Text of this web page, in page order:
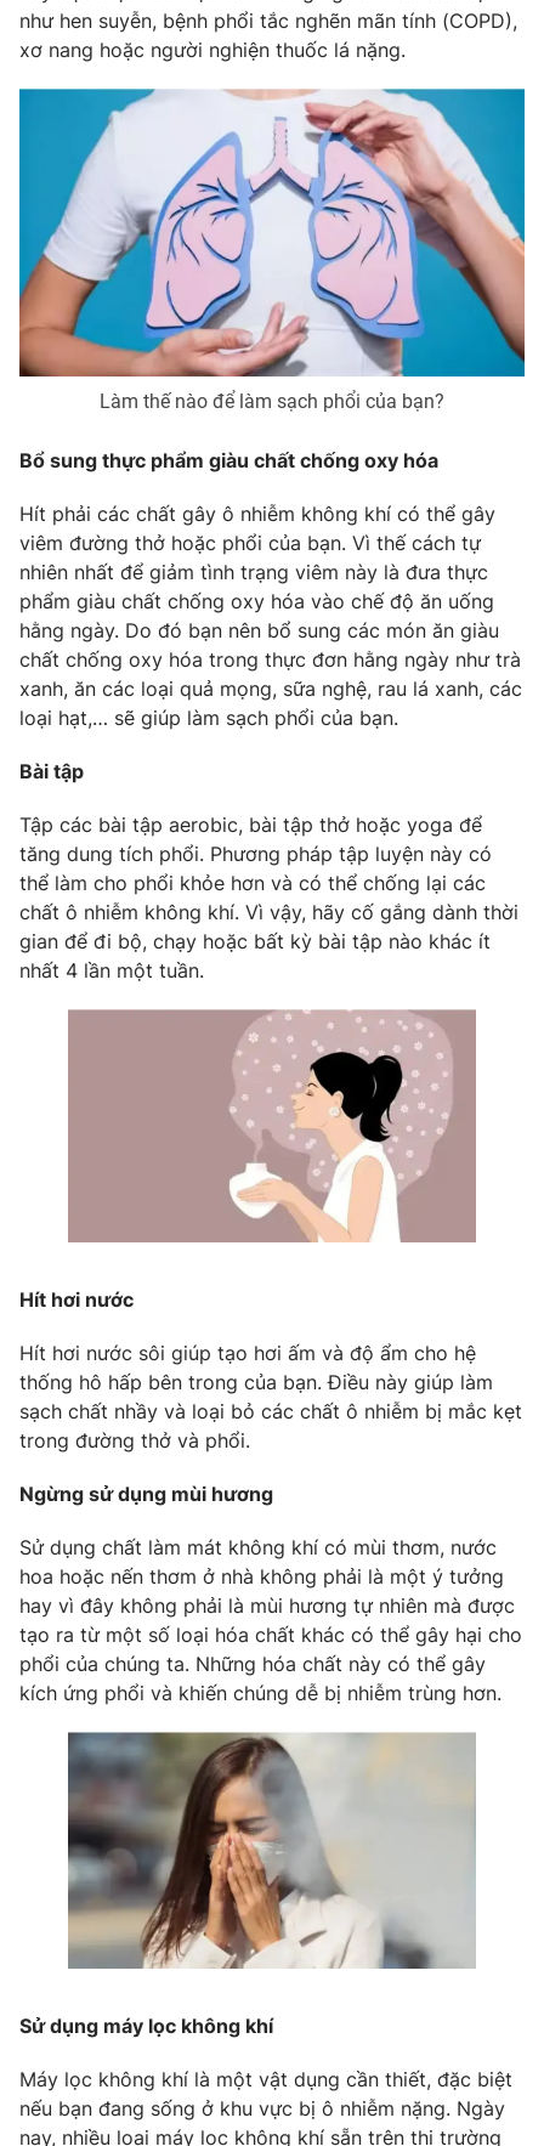
Hậu trường
Giải sao mai
Điện ảnh
Âm nhạc
Đời sống
Làm đẹp
Chất lượng cuộc sống
Giáo dục
Tuyển sinh
Học trực tuyến
Công nghệ
Hitech Công nghệ tương lai
Sản phẩm
Thị trường
Giao lưu trực tuyến
Lịch phát sóng
Photo Infographic
Video Shorts video
VTV Money VTV Thể thao
VTV Sức khoẻ
Thị trường 24h Tấm lòng Việt
VTV4 Vươn mình bằng AI
VTV9
English
Theo dõi báo trên
Cơ quan chủ quản:Đài Truyền hình Việt Nam
Cơ quan báo chí: Thời báo VTV
Giấy phép hoạt động báo in và báo điện tử số 483/GP-BTTTT
cấp ngày 29/12/2023
Tổng Biên tập:Vũ Thanh Thủy
Nguyễn Trọng Ninh
Tổng đài VTV:024.38 355 931 - 024.38 355 932
Ðiện thoại Thời báo VTV:024.66 897 897
Email:toasoan@vtv.vn
Liên hệ quảng cáo: 024-7300.7108
® Cấm sao chép dưới mọi hình thức nếu không có sự chấp
thông tin từ website này.
như hen suyễn, bệnh phổi tắc nghẽn mãn tính (COPD),
xơ nang hoặc người nghiện thuốc lá nặng.
Làm thế nào để làm sạch phổi của bạn?
Bổ sung thực phẩm giàu chất chống oxy hóa
Hít phải các chất gây ô nhiễm không khí có thể gây
viêm đường thở hoặc phổi của bạn. Vì thế cách tự
nhiên nhất để giảm tình trạng viêm này là đưa thực
phẩm giàu chất chống oxy hóa vào chế độ ăn uống
hằng ngày. Do đó bạn nên bổ sung các món ăn giàu
chất chống oxy hóa trong thực đơn hằng ngày như trà
xanh, ăn các loại quả mọng, sữa nghệ, rau lá xanh, các
loại hạt,… sẽ giúp làm sạch phổi của bạn.
Bài tập
Tập các bài tập aerobic, bài tập thở hoặc yoga để
tăng dung tích phổi. Phương pháp tập luyện này có
thể làm cho phổi khỏe hơn và có thể chống lại các
chất ô nhiễm không khí. Vì vậy, hãy cố gắng dành thời
gian để đi bộ, chạy hoặc bất kỳ bài tập nào khác ít
nhất 4 lần một tuần.
Hít hơi nước
Hít hơi nước sôi giúp tạo hơi ấm và độ ẩm cho hệ
thống hô hấp bên trong của bạn. Điều này giúp làm
sạch chất nhầy và loại bỏ các chất ô nhiễm bị mắc kẹt
trong đường thở và phổi.
Ngừng sử dụng mùi hương
Sử dụng chất làm mát không khí có mùi thơm, nước
hoa hoặc nến thơm ở nhà không phải là một ý tưởng
hay vì đây không phải là mùi hương tự nhiên mà được
tạo ra từ một số loại hóa chất khác có thể gây hại cho
phổi của chúng ta. Những hóa chất này có thể gây
kích ứng phổi và khiến chúng dễ bị nhiễm trùng hơn.
Sử dụng máy lọc không khí
Máy lọc không khí là một vật dụng cần thiết, đặc biệt
nếu bạn đang sống ở khu vực bị ô nhiễm nặng. Ngày
nay, nhiều loại máy lọc không khí sẵn trên thị trường